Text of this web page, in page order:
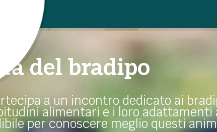
del bradipo
a un incontro dedicato ai
alimentari e i loro adattamenti
per conoscere meglio questi